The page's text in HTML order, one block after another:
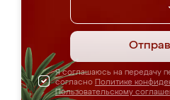
Я соглашаюсь на передачу
согласно Политике
Пользовательскому